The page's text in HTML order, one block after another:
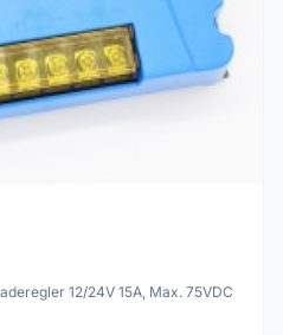
12/24V 15A, Max. 75VDC